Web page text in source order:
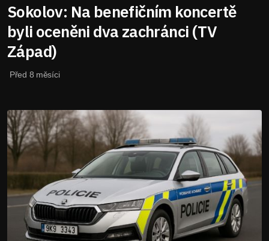
Sokolov: Na benefičním koncertě
byli oceněni dva zachránci (TV
Západ)
Před 8 měsíci